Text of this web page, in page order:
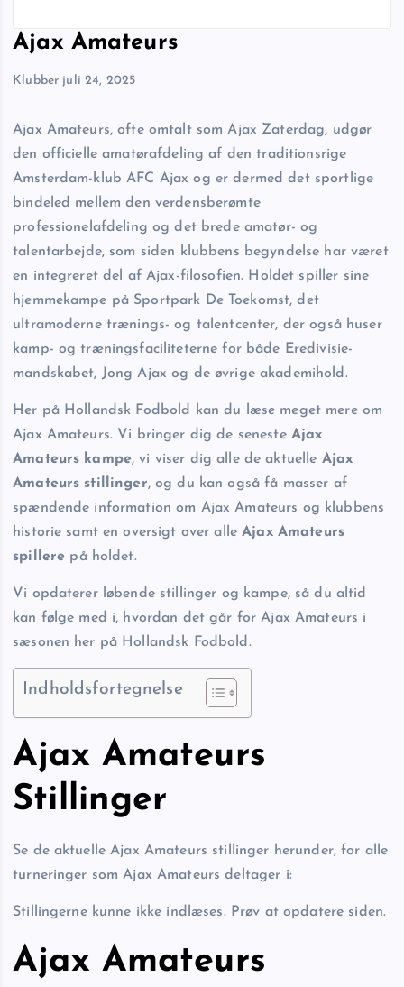
Ajax Amateurs
Klubber juli 24, 2025
Ajax Amateurs, ofte omtalt som Ajax Zaterdag, udgør
den officielle amatørafdeling af den traditionsrige
Amsterdam-klub AFC Ajax og er dermed det sportlige
bindeled mellem den verdensberømte
professionelafdeling og det brede amatør- og
talentarbejde, som siden klubbens begyndelse har været
en integreret del af Ajax-filosofien. Holdet spiller sine
hjemmekampe på Sportpark De Toekomst, det
ultramoderne trænings- og talentcenter, der også huser
kamp- og træningsfaciliteterne for både Eredivisie-
mandskabet, Jong Ajax og de øvrige akademihold.
Her på Hollandsk Fodbold kan du læse meget mere om
Ajax Amateurs. Vi bringer dig de seneste Ajax
Amateurs kampe, vi viser dig alle de aktuelle Ajax
Amateurs stillinger, og du kan også få masser af
spændende information om Ajax Amateurs og klubbens
historie samt en oversigt over alleAjax Amateurs
spillere på holdet.
Vi opdaterer løbende stillinger og kampe, så du altid
kan følge med i, hvordan det går for Ajax Amateurs i
sæsonen her på Hollandsk Fodbold.
Indholdsfortegnelse
Ajax Amateurs
Stillinger
Se de aktuelle Ajax Amateurs stillinger herunder, for alle
turneringer som Ajax Amateurs deltager i:
Stillingerne kunne ikke indlæses. Prøv at opdatere siden.
Ajax Amateurs